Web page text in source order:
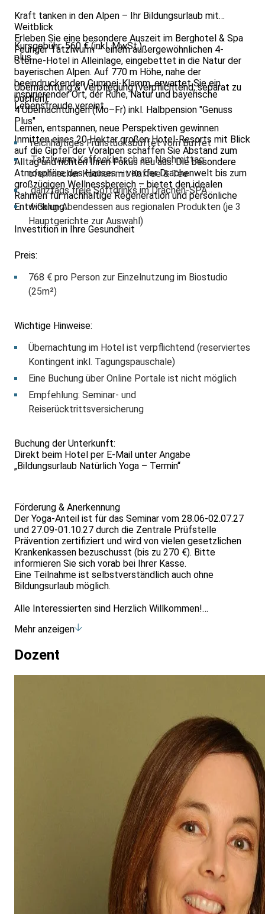
Kraft tanken in den Alpen – Ihr Bildungsurlaub mit
Weitblick
Erleben Sie eine besondere Auszeit im Berghotel & Spa
Feuriger Tatzlwurm – einem außergewöhnlichen 4-
Sterne-Hotel in Alleinlage, eingebettet in die Natur der
bayerischen Alpen. Auf 770 m Höhe, nahe der
beeindruckenden Gumpei-Klamm, erwartet Sie ein
inspirierender Ort, der Ruhe, Natur und bayerische
Lebensfreude vereint.
Lernen, entspannen, neue Perspektiven gewinnen
Inmitten eines 20 Hektar großen Hotel-Resorts mit Blick
auf die Gipfel der Voralpen schaffen Sie Abstand zum
Alltag und richten Ihren Fokus neu aus. Die besondere
Atmosphäre des Hauses – von der Drachenwelt bis zum
großzügigen Wellnessbereich – bietet den idealen
Rahmen für nachhaltige Regeneration und persönliche
Entwicklung.
Investition in Ihre Gesundheit
Kursgebühr: 560 € (inkl. MwSt.)
plus
Übernachtung & Verpflegung (verpflichtend, separat zu
buchen):
4 Übernachtungen (Mo–Fr) inkl. Halbpension "Genuss
Plus"
reichhaltiges Frühstücksbuffet vom Buffet
Tatzlwurm Kaffeeklatsch am Nachmittag:
ofenfrischer Kuchen mit Kaffee & Tee
ganztags freie Softdrinks im Drachen-SPA
4-Gang-Abendessen aus regionalen Produkten (je 3
Hauptgerichte zur Auswahl)
Preis:
768 € pro Person zur Einzelnutzung im Biostudio
(25m²)
Wichtige Hinweise:
Übernachtung im Hotel ist verpflichtend (reserviertes
Kontingent inkl. Tagungspauschale)
Eine Buchung über Online Portale ist nicht möglich
Empfehlung: Seminar- und
Reiserücktrittsversicherung
Buchung der Unterkunft:
Direkt beim Hotel per E-Mail unter Angabe
„Bildungsurlaub Natürlich Yoga – Termin“
Förderung & Anerkennung
Der Yoga-Anteil ist für das Seminar vom 28.06-02.07.27
und 27.09-01.10.27 durch die Zentrale Prüfstelle
Prävention zertifiziert und wird von vielen gesetzlichen
Krankenkassen bezuschusst (bis zu 270 €). Bitte
informieren Sie sich vorab bei Ihrer Kasse.
Eine Teilnahme ist selbstverständlich auch ohne
Bildungsurlaub möglich.
Alle Interessierten sind Herzlich Willkommen!
Wir freuen uns auf Sie!
Mehr anzeigen
Dozent